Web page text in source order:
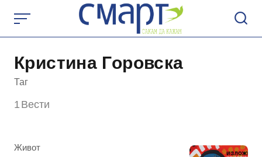
content
Кристина Горовска
Таг
1 Вести
КАтегорија
Живот